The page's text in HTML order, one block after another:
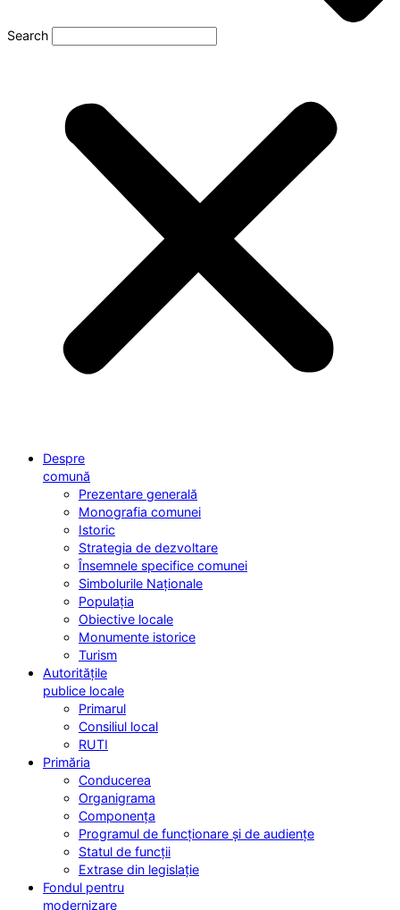
Search
Despre
comună
Prezentare generală
Monografia comunei
Istoric
Strategia de dezvoltare
Însemnele specifice comunei
Simbolurile Naționale
Populația
Obiective locale
Monumente istorice
Turism
Autoritățile
publice locale
Primarul
Consiliul local
RUTI
Primăria
Conducerea
Organigrama
Componența
Programul de funcționare și de audiențe
Statul de funcții
Extrase din legislație
Fondul pentru
modernizare